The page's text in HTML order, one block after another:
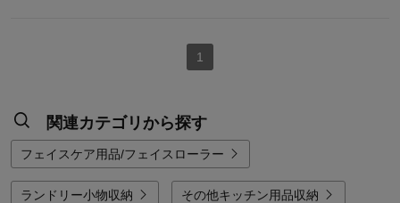
1
関連カテゴリから探す
フェイスケア用品/フェイスローラー
ランドリー小物収納 その他キッチン用品収納